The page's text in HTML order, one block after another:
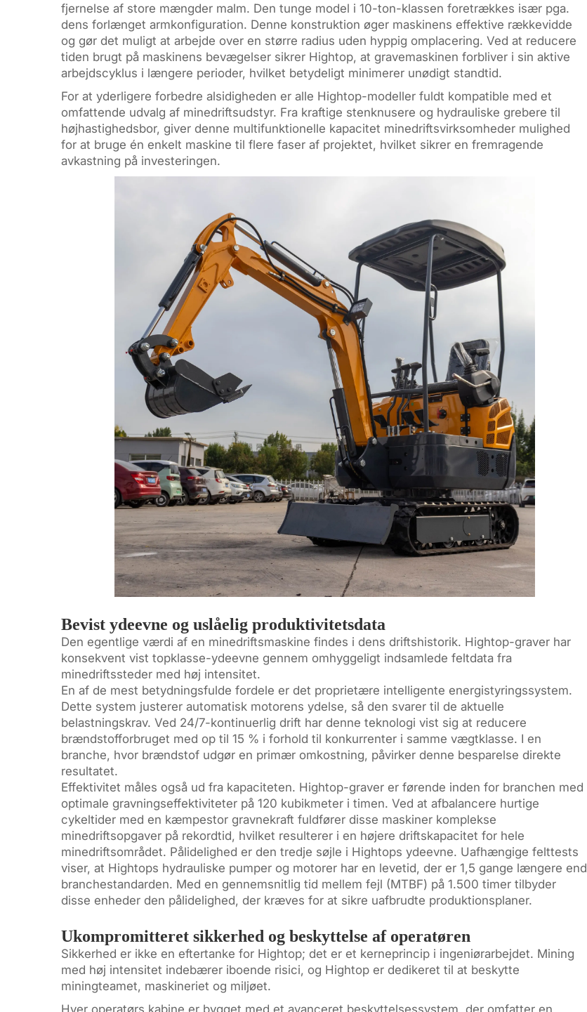
fjernelse af store mængder malm. Den tunge model i 10-ton-klassen foretrækkes især pga.
dens forlænget armkonfiguration. Denne konstruktion øger maskinens effektive rækkevidde
og gør det muligt at arbejde over en større radius uden hyppig omplacering. Ved at reducere
tiden brugt på maskinens bevægelser sikrer Hightop, at gravemaskinen forbliver i sin aktive
arbejdscyklus i længere perioder, hvilket betydeligt minimerer unødigt standtid.
For at yderligere forbedre alsidigheden er alle Hightop-modeller fuldt kompatible med et
omfattende udvalg af minedriftsudstyr. Fra kraftige stenknusere og hydrauliske grebere til
højhastighedsbor, giver denne multifunktionelle kapacitet minedriftsvirksomheder mulighed
for at bruge én enkelt maskine til flere faser af projektet, hvilket sikrer en fremragende
avkastning på investeringen.
Bevist ydeevne og uslåelig produktivitetsdata
Den egentlige værdi af en minedriftsmaskine findes i dens driftshistorik. Hightop-graver har
konsekvent vist topklasse-ydeevne gennem omhyggeligt indsamlede feltdata fra
minedriftssteder med høj intensitet.
En af de mest betydningsfulde fordele er det proprietære intelligente energistyringssystem.
Dette system justerer automatisk motorens ydelse, så den svarer til de aktuelle
belastningskrav. Ved 24/7-kontinuerlig drift har denne teknologi vist sig at reducere
brændstofforbruget med op til 15 % i forhold til konkurrenter i samme vægtklasse. I en
branche, hvor brændstof udgør en primær omkostning, påvirker denne besparelse direkte
resultatet.
Effektivitet måles også ud fra kapaciteten. Hightop-graver er førende inden for branchen med
optimale gravningseffektiviteter på 120 kubikmeter i timen. Ved at afbalancere hurtige
cykeltider med en kæmpestor gravnekraft fuldfører disse maskiner komplekse
minedriftsopgaver på rekordtid, hvilket resulterer i en højere driftskapacitet for hele
minedriftsområdet. Pålidelighed er den tredje søjle i Hightops ydeevne. Uafhængige felttests
viser, at Hightops hydrauliske pumper og motorer har en levetid, der er 1,5 gange længere end
branchestandarden. Med en gennemsnitlig tid mellem fejl (MTBF) på 1.500 timer tilbyder
disse enheder den pålidelighed, der kræves for at sikre uafbrudte produktionsplaner.
Ukompromitteret sikkerhed og beskyttelse af operatøren
Sikkerhed er ikke en eftertanke for Hightop; det er et kerneprincip i ingeniørarbejdet. Mining
med høj intensitet indebærer iboende risici, og Hightop er dedikeret til at beskytte
miningteamet, maskineriet og miljøet.
Hver operatørs kabine er bygget med et avanceret beskyttelsessystem, der omfatter en